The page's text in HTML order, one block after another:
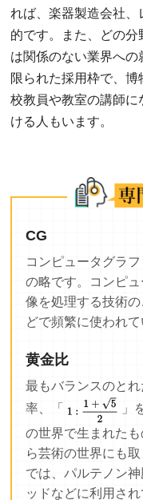
れば、楽器製造会社
的です。また、どの分
は関係のない業界への
限られた採用枠で、
校教員や教室の講師
ける人もいます。
CG
コンピュータグラ
の略です。コンピ
像を処理する技術
どで頻繁に使われて
黄金比
最もバランスのと
率、「
」
の世界で生まれた
ら芸術の世界にも
では、パルテノン
ッドなどに利用さ